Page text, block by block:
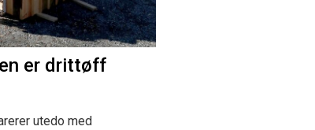
er drittøff
utedo med